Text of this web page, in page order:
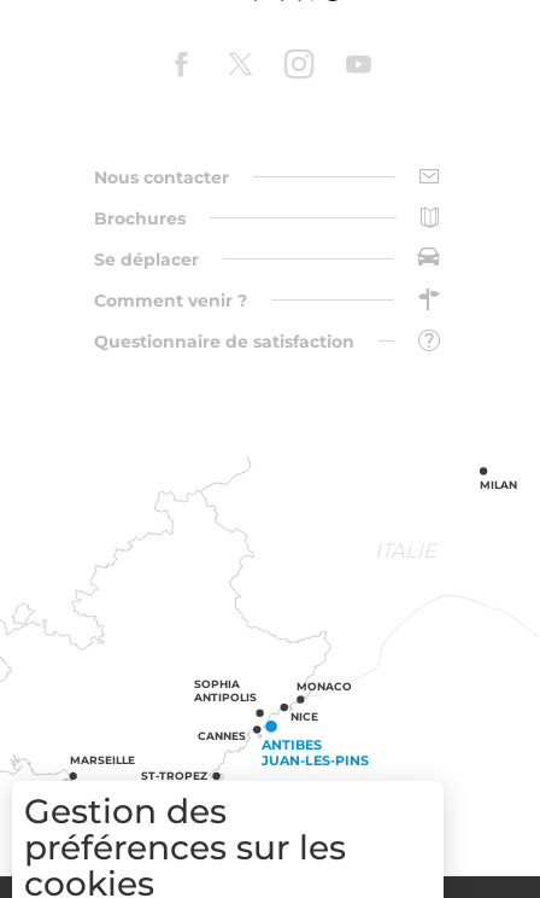
Nous contacter
Brochures
Se déplacer
Comment venir ?
Questionnaire de satisfaction
ITALIE
ST-TROPEZ
MARSEILLE
CANNES
ANTIBES
JUAN-LES-PINS
SOPHIA
ANTIPOLIS
NICE
MONACO
MILAN
Gestion des
préférences sur les
cookies